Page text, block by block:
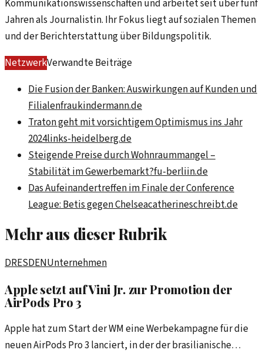
Kommunikationswissenschaften und arbeitet seit über fünf
Jahren als Journalistin. Ihr Fokus liegt auf sozialen Themen
und der Berichterstattung über Bildungspolitik.
NetzwerkVerwandte Beiträge
Die Fusion der Banken: Auswirkungen auf Kunden und
Filialenfraukindermann.de
Traton geht mit vorsichtigem Optimismus ins Jahr
2024links-heidelberg.de
Steigende Preise durch Wohnraummangel –
Stabilität im Gewerbemarkt?fu-berliin.de
Das Aufeinandertreffen im Finale der Conference
League: Betis gegen Chelseacatherineschreibt.de
Mehr aus dieser Rubrik
DRESDENUnternehmen
Apple setzt auf Vini Jr. zur Promotion der
AirPods Pro 3
Apple hat zum Start der WM eine Werbekampagne für die
neuen AirPods Pro 3 lanciert, in der der brasilianische